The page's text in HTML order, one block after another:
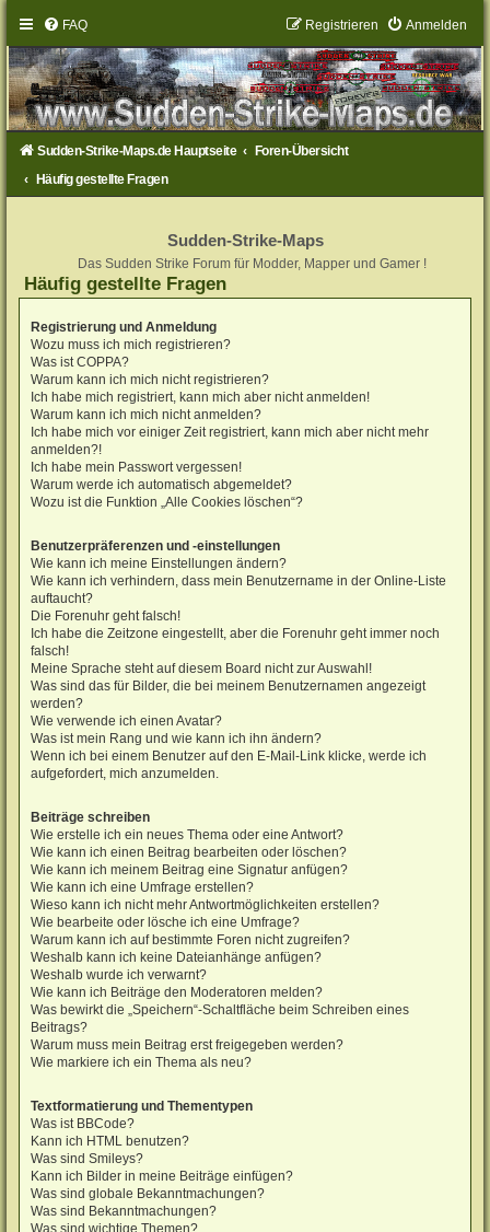
FAQ Anmelden
Registrieren
Sudden-Strike-Maps.de Hauptseite
Foren-Übersicht
Häufig gestellte Fragen
Sudden-Strike-Maps
Das Sudden Strike Forum für Modder, Mapper und Gamer !
Häufig gestellte Fragen
Registrierung und Anmeldung
Wozu muss ich mich registrieren?
Was ist COPPA?
Warum kann ich mich nicht registrieren?
Ich habe mich registriert, kann mich aber nicht anmelden!
Warum kann ich mich nicht anmelden?
Ich habe mich vor einiger Zeit registriert, kann mich aber nicht mehr
anmelden?!
Ich habe mein Passwort vergessen!
Warum werde ich automatisch abgemeldet?
Wozu ist die Funktion „Alle Cookies löschen“?
Benutzerpräferenzen und -einstellungen
Wie kann ich meine Einstellungen ändern?
Wie kann ich verhindern, dass mein Benutzername in der Online-Liste
auftaucht?
Die Forenuhr geht falsch!
Ich habe die Zeitzone eingestellt, aber die Forenuhr geht immer noch
falsch!
Meine Sprache steht auf diesem Board nicht zur Auswahl!
Was sind das für Bilder, die bei meinem Benutzernamen angezeigt
werden?
Wie verwende ich einen Avatar?
Was ist mein Rang und wie kann ich ihn ändern?
Wenn ich bei einem Benutzer auf den E-Mail-Link klicke, werde ich
aufgefordert, mich anzumelden.
Beiträge schreiben
Wie erstelle ich ein neues Thema oder eine Antwort?
Wie kann ich einen Beitrag bearbeiten oder löschen?
Wie kann ich meinem Beitrag eine Signatur anfügen?
Wie kann ich eine Umfrage erstellen?
Wieso kann ich nicht mehr Antwortmöglichkeiten erstellen?
Wie bearbeite oder lösche ich eine Umfrage?
Warum kann ich auf bestimmte Foren nicht zugreifen?
Weshalb kann ich keine Dateianhänge anfügen?
Weshalb wurde ich verwarnt?
Wie kann ich Beiträge den Moderatoren melden?
Was bewirkt die „Speichern“-Schaltfläche beim Schreiben eines
Beitrags?
Warum muss mein Beitrag erst freigegeben werden?
Wie markiere ich ein Thema als neu?
Textformatierung und Thementypen
Was ist BBCode?
Kann ich HTML benutzen?
Was sind Smileys?
Kann ich Bilder in meine Beiträge einfügen?
Was sind globale Bekanntmachungen?
Was sind Bekanntmachungen?
Was sind wichtige Themen?